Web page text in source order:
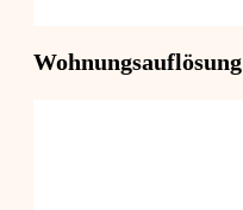
Wohnungsauflösung